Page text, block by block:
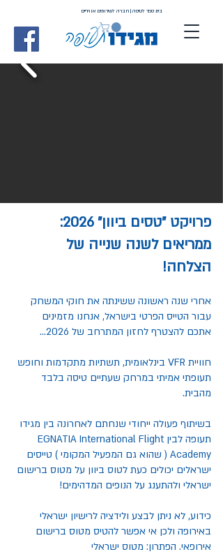
בית ספר לטיסה | חברה לשירותים אוויריים
פרויקט "טסים ביוון" 2026:
ממריאים לשנה שנייה של
הצלחה!
אחרי שנה ראשונה ששינתה את חוקי המשחק
עבור הטייס הפרטי בישראל, אנחנו מזמינים
אתכם להצטרף לחזון המתרחב של 2026...
חוויית VFR בינלאומית, תשתיות מתקדמות וחופש
תעופתי אמיתי במרחק שעתיים טיסה בלבד
מהבית.
בשיתוף פעולה ייחודי שנחתם לאחרונה בין מגידו
תעופה לבין EGNATIA International Flight
Academy ( שהוא גם המפעיל המקומי ) טייסים
ישראלים יכולים כעת לטוס ביוון על מטוס ברישום
ישראלי ולהתענג על הנופים המדהימים!
כידוע, לא ניתן לבצע ולידציה לרישיון ישראלי
באירופה ולכן אי אפשר להטיס מטוס ברישום
אירופאי. הפתרון: מטוס ישראלי